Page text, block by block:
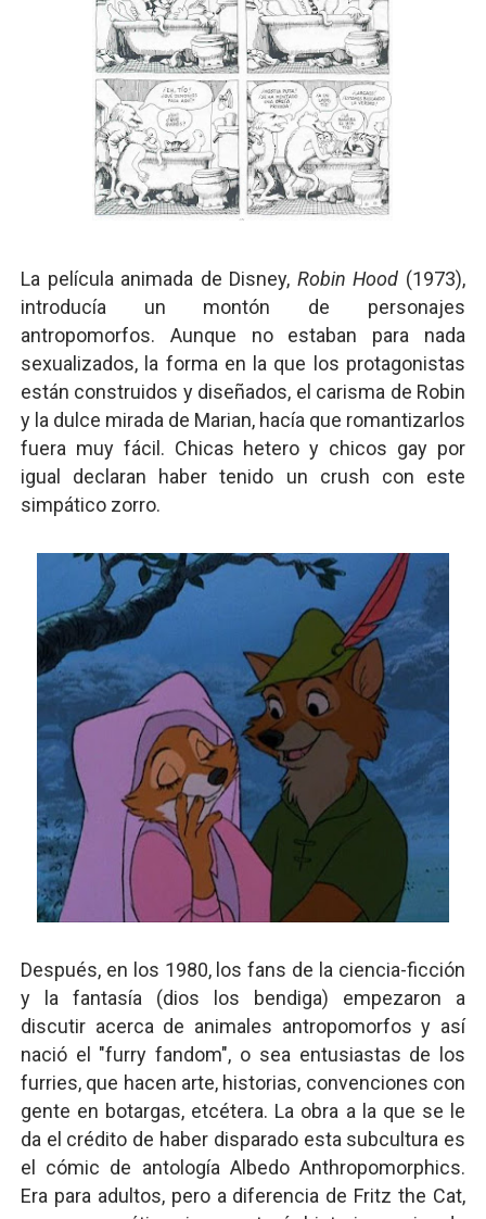
La película animada de Disney, Robin Hood (1973),
introducía un montón de personajes
antropomorfos. Aunque no estaban para nada
sexualizados, la forma en la que los protagonistas
están construidos y diseñados, el carisma de Robin
y la dulce mirada de Marian, hacía que romantizarlos
fuera muy fácil. Chicas hetero y chicos gay por
igual declaran haber tenido un crush con este
simpático zorro.
Después, en los 1980, los fans de la ciencia-ficción
y la fantasía (dios los bendiga) empezaron a
discutir acerca de animales antropomorfos y así
nació el "furry fandom", o sea entusiastas de los
furries, que hacen arte, historias, convenciones con
gente en botargas, etcétera. La obra a la que se le
da el crédito de haber disparado esta subcultura es
el cómic de antología Albedo Anthropomorphics.
Era para adultos, pero a diferencia de Fritz the Cat,